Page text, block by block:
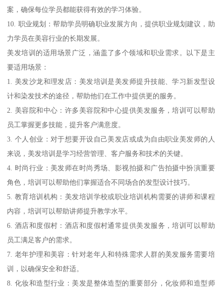
案，确保每位学员都能获得有效的学习体验。
10. 职业规划：帮助学员明确职业发展方向，提供职业规划建议，助
力学员在美容行业的长期发展。
美发培训的适用场景广泛，涵盖了多个领域和职业需求。以下是主
要适用场景：
1. 美发沙龙和理发店：美发培训是美发师提升技能、学习新发型设
计和染发技术的途径，帮助他们在工作中提供更的服务。
2. 美容院和中心：许多美容院和中心提供美发服务，培训可以帮助
员工掌握更多技能，提升客户满意度。
3. 个人创业：对于想要开设自己美发店或成为自由职业美发师的人
来说，美发培训是学习经营管理、客户服务和技术的关键。
4. 时尚行业：美发师在时尚秀场、影视拍摄和广告拍摄中扮演重要
角色，培训可以帮助他们掌握适合不同场合的发型设计技巧。
5. 教育培训机构：美发培训学校或职业培训机构需要的讲师和课程
内容，培训可以帮助讲师提升教学水平。
6. 酒店和度假村：酒店和度假村通常提供美发服务，培训可以帮助
员工满足客户的需求。
7. 老年护理和美容：针对老年人和特殊需求人群的美发服务需要培
训，以确保安全和舒适。
8. 化妆和造型行业：美发是整体造型的重要部分，化妆师和造型师